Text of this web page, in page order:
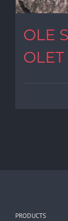
OLE
OLET
PRODUCTS